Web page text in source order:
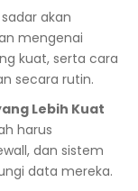
akan
mengenai
kuat, serta cara
secara rutin.
Lebih Kuat
harus
dan sistem
data mereka.